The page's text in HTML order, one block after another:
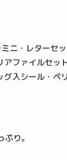
ニ・レターセ
ファイルセ
入シール・ペ
り。